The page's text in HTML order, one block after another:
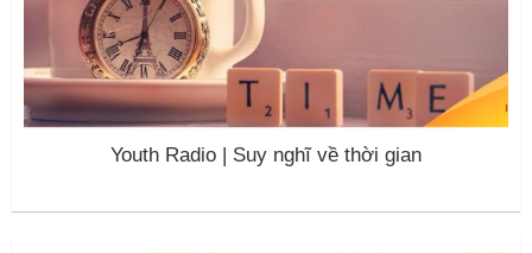
Youth Radio | Suy nghĩ về thời gian